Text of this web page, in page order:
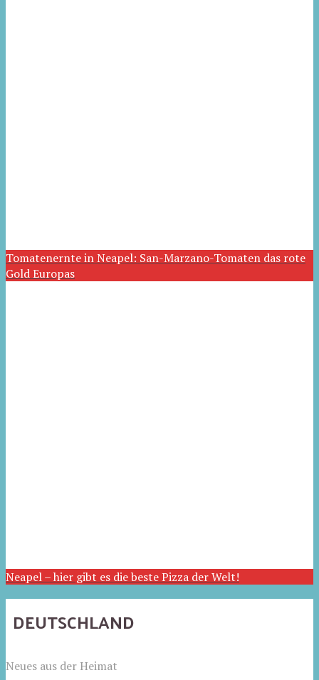
Tomatenernte in Neapel: San-Marzano-Tomaten das rote
Gold Europas
Neapel – hier gibt es die beste Pizza der Welt!
DEUTSCHLAND
Neues aus der Heimat